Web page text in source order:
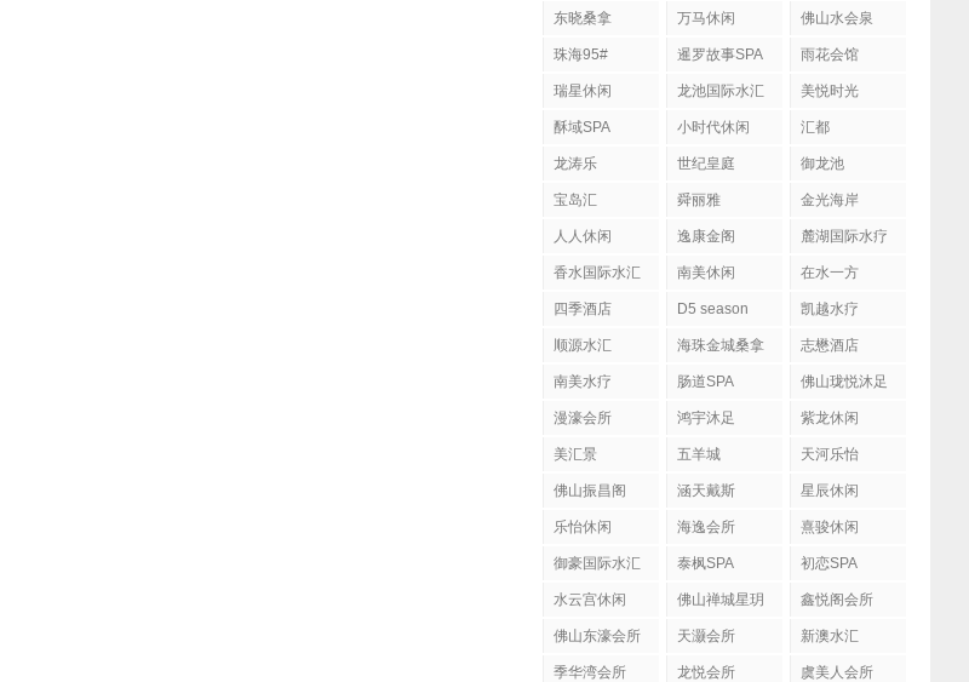
东晓桑拿 万马休闲 佛山水会泉
珠海95# 暹罗故事SPA 雨花会馆
瑞星休闲 龙池国际水汇 美悦时光
酥域SPA 小时代休闲 汇都
龙涛乐 世纪皇庭 御龙池
宝岛汇 舜丽雅 金光海岸
人人休闲 逸康金阁 麓湖国际水疗
香水国际水汇 南美休闲 在水一方
四季酒店 D5 season 凯越水疗
顺源水汇 海珠金城桑拿 志懋酒店
南美水疗 肠道SPA 佛山珑悦沐足
漫濠会所 鸿宇沐足 紫龙休闲
美汇景 五羊城 天河乐怡
佛山振昌阁 涵天戴斯 星辰休闲
乐怡休闲 海逸会所 熹骏休闲
御豪国际水汇 泰枫SPA 初恋SPA
水云宫休闲
佛山禅城星玥
鑫悦阁会所
佛山东濠会所 天灏会所 新澳水汇
季华湾会所 龙悦会所 虞美人会所